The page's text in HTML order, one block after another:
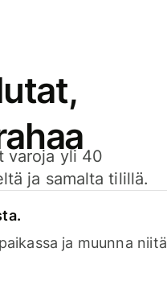
varoja yli 40
ja samalta tilillä.
ja muunna niitä